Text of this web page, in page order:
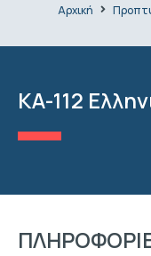
ΠΡΟΠΤΥΧΙΑΚΑ
ΔΙΔΑΚΤΟΡΙΚΑ
ΦΟΙΤΗΤΙΚΑ
ΑΝΑΚΟΙΝΩΣΕΙΣ
Αρχική
ΚΑ-112